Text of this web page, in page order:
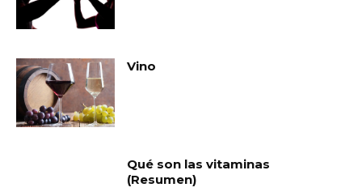
Vino
Qué son las vitaminas
(Resumen)